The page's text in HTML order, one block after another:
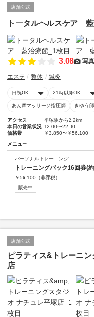
店舗公式
トータルヘルスケア
3.08 写真
エステ 整体 鍼灸
日祝OK 21時以降OK
あん摩マッサージ指圧師 きゆう師
アクセス
平塚駅から2.2km
本日の営業状況 12:00〜22:00
価格帯
￥3,850〜￥56,100
メニュー
パーソナルトレーニング
トレーニングパック16回券(約
￥56,100 （非課税）
販売中
店舗公式
ピラティス&トレーニ
店